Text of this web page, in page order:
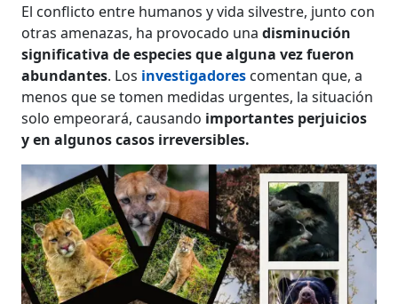
El conflicto entre humanos y vida silvestre, junto con
otras amenazas, ha provocado unadisminución
significativa de especies que alguna vez fueron
abundantes. Los investigadores comentan que, a
menos que se tomen medidas urgentes, la situación
solo empeorará, causando importantes perjuicios
y en algunos casos irreversibles.